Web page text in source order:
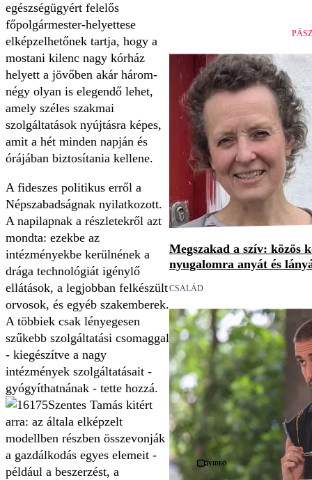
egészségügyért felelős
főpolgármester-helyettese
elképzelhetőnek tartja, hogy a
mostani kilenc nagy kórház
helyett a jövőben akár három-
négy olyan is elegendő lehet,
amely széles szakmai
szolgáltatások nyújtásra képes,
amit a hét minden napján és
órájában biztosítania kellene.
A fideszes politikus erről a
Népszabadságnak nyilatkozott.
A napilapnak a részletekről azt
mondta: ezekbe az
intézményekbe kerülnének a
drága technológiát igénylő
ellátások, a legjobban felkészült
orvosok, és egyéb szakemberek.
A többiek csak lényegesen
szűkebb szolgáltatási csomaggal
- kiegészítve a nagy
intézmények szolgáltatásait -
gyógyíthatnának - tette hozzá.
Szentes Tamás kitért
arra: az általa elképzelt
modellben részben összevonják
a gazdálkodás egyes elemeit -
például a beszerzést, a
Megszakad a szív: közös
nyugalomra anyát és
CSALÁD
Videó